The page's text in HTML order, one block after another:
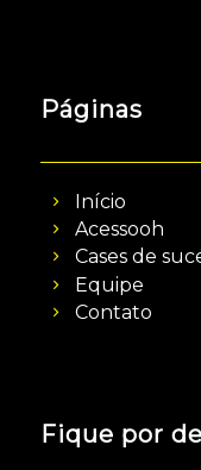
Páginas
Início
Acessooh
Cases de
Equipe
Contato
Fique por